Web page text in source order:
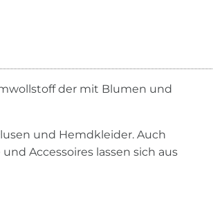
der mit Blumen und
und Hemdkleider. Auch
Accessoires lassen sich aus